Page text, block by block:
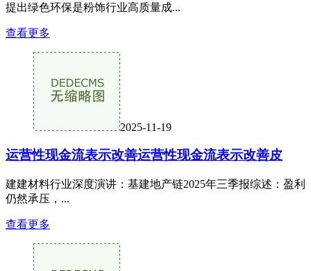
提出绿色环保是粉饰行业高质量成...
查看更多
2025-11-19
运营性现金流表示改善运营性现金流表示改善皮
建建材料行业深度演讲：基建地产链2025年三季报综述：盈利
仍然承压，...
查看更多